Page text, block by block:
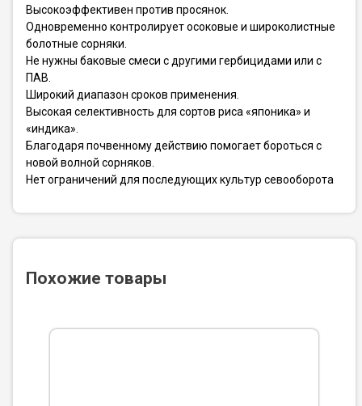
Высокоэффективен против просянок.
Одновременно контролирует осоковые и широколистные
болотные сорняки.
Не нужны баковые смеси с другими гербицидами или с
ПАВ.
Широкий диапазон сроков применения.
Высокая селективность для сортов риса «японика» и
«индика».
Благодаря почвенному действию помогает бороться с
новой волной сорняков.
Нет ограничений для последующих культур севооборота
Похожие товары